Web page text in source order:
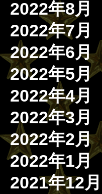
2022年8月
2022年7月
2022年6月
2022年5月
2022年4月
2022年3月
2022年2月
2022年1月
2021年12月